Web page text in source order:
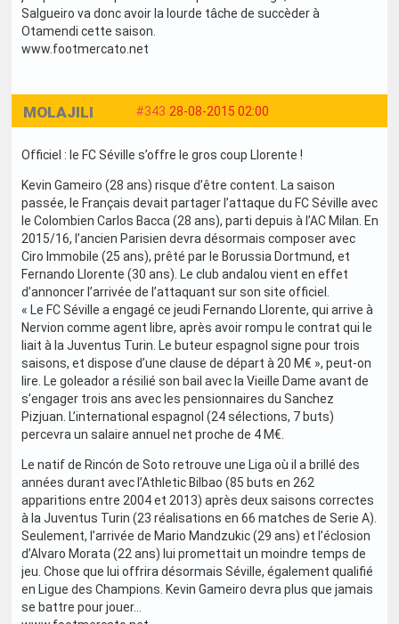
Salgueiro va donc avoir la lourde tâche de succèder à
Otamendi cette saison.
www.footmercato.net
#343 28-08-2015 02:00
MOLAJILI
Officiel : le FC Séville s’offre le gros coup Llorente !
Kevin Gameiro (28 ans) risque d’être content. La saison
passée, le Français devait partager l’attaque du FC Séville avec
le Colombien Carlos Bacca (28 ans), parti depuis à l’AC Milan. En
2015/16, l’ancien Parisien devra désormais composer avec
Ciro Immobile (25 ans), prêté par le Borussia Dortmund, et
Fernando Llorente (30 ans). Le club andalou vient en effet
d’annoncer l’arrivée de l’attaquant sur son site officiel.
« Le FC Séville a engagé ce jeudi Fernando Llorente, qui arrive à
Nervion comme agent libre, après avoir rompu le contrat qui le
liait à la Juventus Turin. Le buteur espagnol signe pour trois
saisons, et dispose d’une clause de départ à 20 M€ », peut-on
lire. Le goleador a résilié son bail avec la Vieille Dame avant de
s’engager trois ans avec les pensionnaires du Sanchez
Pizjuan. L’international espagnol (24 sélections, 7 buts)
percevra un salaire annuel net proche de 4 M€.
Le natif de Rincón de Soto retrouve une Liga où il a brillé des
années durant avec l’Athletic Bilbao (85 buts en 262
apparitions entre 2004 et 2013) après deux saisons correctes
à la Juventus Turin (23 réalisations en 66 matches de Serie A).
Seulement, l’arrivée de Mario Mandzukic (29 ans) et l’éclosion
d’Alvaro Morata (22 ans) lui promettait un moindre temps de
jeu. Chose que lui offrira désormais Séville, également qualifié
en Ligue des Champions. Kevin Gameiro devra plus que jamais
se battre pour jouer...